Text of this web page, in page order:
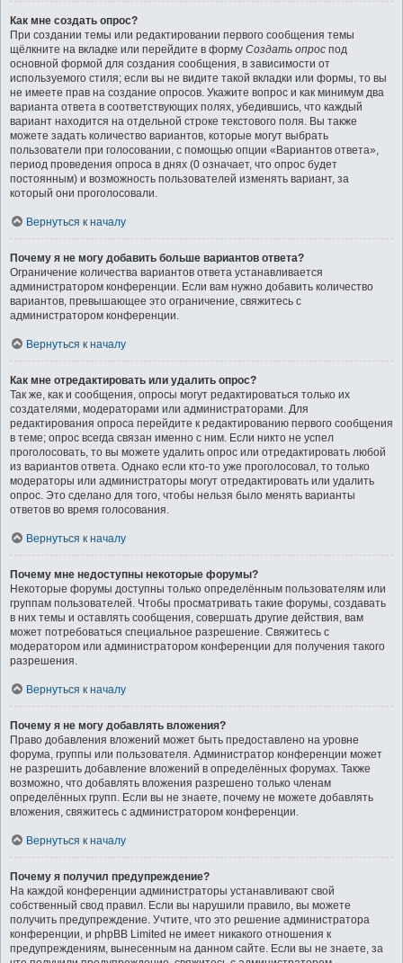
Как мне создать опрос?
При создании темы или редактировании первого сообщения темы
щёлкните на вкладке или перейдите в форму Создать опрос под
основной формой для создания сообщения, в зависимости от
используемого стиля; если вы не видите такой вкладки или формы, то вы
не имеете прав на создание опросов. Укажите вопрос и как минимум два
варианта ответа в соответствующих полях, убедившись, что каждый
вариант находится на отдельной строке текстового поля. Вы также
можете задать количество вариантов, которые могут выбрать
пользователи при голосовании, с помощью опции «Вариантов ответа»,
период проведения опроса в днях (0 означает, что опрос будет
постоянным) и возможность пользователей изменять вариант, за
который они проголосовали.
Вернуться к началу
Почему я не могу добавить больше вариантов ответа?
Ограничение количества вариантов ответа устанавливается
администратором конференции. Если вам нужно добавить количество
вариантов, превышающее это ограничение, свяжитесь с
администратором конференции.
Вернуться к началу
Как мне отредактировать или удалить опрос?
Так же, как и сообщения, опросы могут редактироваться только их
создателями, модераторами или администраторами. Для
редактирования опроса перейдите к редактированию первого сообщения
в теме; опрос всегда связан именно с ним. Если никто не успел
проголосовать, то вы можете удалить опрос или отредактировать любой
из вариантов ответа. Однако если кто-то уже проголосовал, то только
модераторы или администраторы могут отредактировать или удалить
опрос. Это сделано для того, чтобы нельзя было менять варианты
ответов во время голосования.
Вернуться к началу
Почему мне недоступны некоторые форумы?
Некоторые форумы доступны только определённым пользователям или
группам пользователей. Чтобы просматривать такие форумы, создавать
в них темы и оставлять сообщения, совершать другие действия, вам
может потребоваться специальное разрешение. Свяжитесь с
модератором или администратором конференции для получения такого
разрешения.
Вернуться к началу
Почему я не могу добавлять вложения?
Право добавления вложений может быть предоставлено на уровне
форума, группы или пользователя. Администратор конференции может
не разрешить добавление вложений в определённых форумах. Также
возможно, что добавлять вложения разрешено только членам
определённых групп. Если вы не знаете, почему не можете добавлять
вложения, свяжитесь с администратором конференции.
Вернуться к началу
Почему я получил предупреждение?
На каждой конференции администраторы устанавливают свой
собственный свод правил. Если вы нарушили правило, вы можете
получить предупреждение. Учтите, что это решение администратора
конференции, и phpBB Limited не имеет никакого отношения к
предупреждениям, вынесенным на данном сайте. Если вы не знаете, за